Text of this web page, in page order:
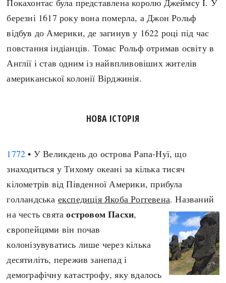
Покахонтас була представлена королю Джеймсу I. У
березні 1617 року вона померла, а Джон Рольф
відбув до Америки, де загинув у 1622 році під час
повстання індіанців. Томас Рольф отримав освіту в
Англії і став одним із найвпливовіших жителів
американської колонії Вірджинія.
НОВА ІСТОРІЯ
1772 • У Великдень до острова Рапа-Нуї, що
знаходиться у Тихому океані за кілька тисяч
кілометрів від Південної Америки, прибула
голландська експедиція Якоба Роггевена. Названий
на честь святаостровом Пасхи,
європейцями він почав
колонізувуватись лише через кілька
десятиліть, пережив занепад і
демографічну катастрофу, яку вдалось